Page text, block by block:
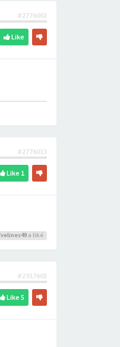
#2776002
Like
#2776013
Like 1
a liké
#2917602
Like 5